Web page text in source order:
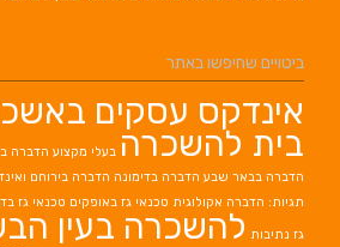
באשכול ארוחה בשרית
בעלי מקצוע הדברה באופקים הדברה באר שבע
בדימונה הדברה בירוחם ואינדקס עסקים מרחבי עסק
טכנאי גז באופקים טכנאי גז בדרום טכנאי גז בנתיבות
בעין הבשור מחממי מים